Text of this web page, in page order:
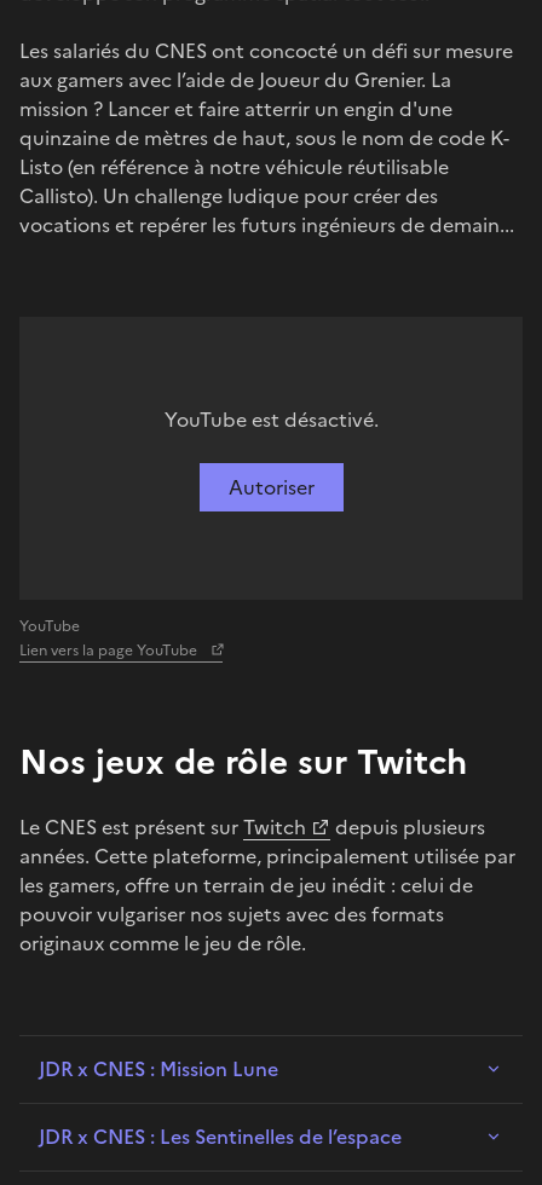
Les salariés du CNES ont concocté un défi sur mesure
aux gamers avec l’aide de Joueur du Grenier. La
mission ? Lancer et faire atterrir un engin d'une
quinzaine de mètres de haut, sous le nom de code K-
Listo (en référence à notre véhicule réutilisable
Callisto). Un challenge ludique pour créer des
vocations et repérer les futurs ingénieurs de demain...
YouTube est désactivé.
Autoriser
YouTube
Lien vers la page YouTube
Nos jeux de rôle sur Twitch
Le CNES est présent surTwitch
depuis plusieurs
années. Cette plateforme, principalement utilisée par
les gamers, offre un terrain de jeu inédit : celui de
pouvoir vulgariser nos sujets avec des formats
originaux comme le jeu de rôle.
JDR x CNES : Mission Lune
JDR x CNES : Les Sentinelles de l’espace